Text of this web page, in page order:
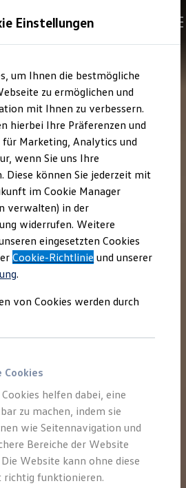
entdecken
und Oldtimer
Gewerbekunden
und Hersteller finden
entdecken & konfigurieren
& Behörden
Personenbeförderung
mobile Werkstätten
& Handel
Vorteile
Einstellungen
um Ihnen die bestmögliche
zu ermöglichen und
mit Ihnen zu verbessern.
hierbei Ihre Präferenzen und
Marketing, Analytics und
wenn Sie uns Ihre
Diese können Sie jederzeit mit
im Cookie Manager
verwalten) in der
widerrufen. Weitere
eingesetzten Cookies
Cookie-Richtlinie und unserer
.
von Cookies werden durch
Cookies
helfen dabei, eine
zu machen, indem sie
wie Seitennavigation und
Bereiche der Website
Website kann ohne diese
richtig funktionieren.